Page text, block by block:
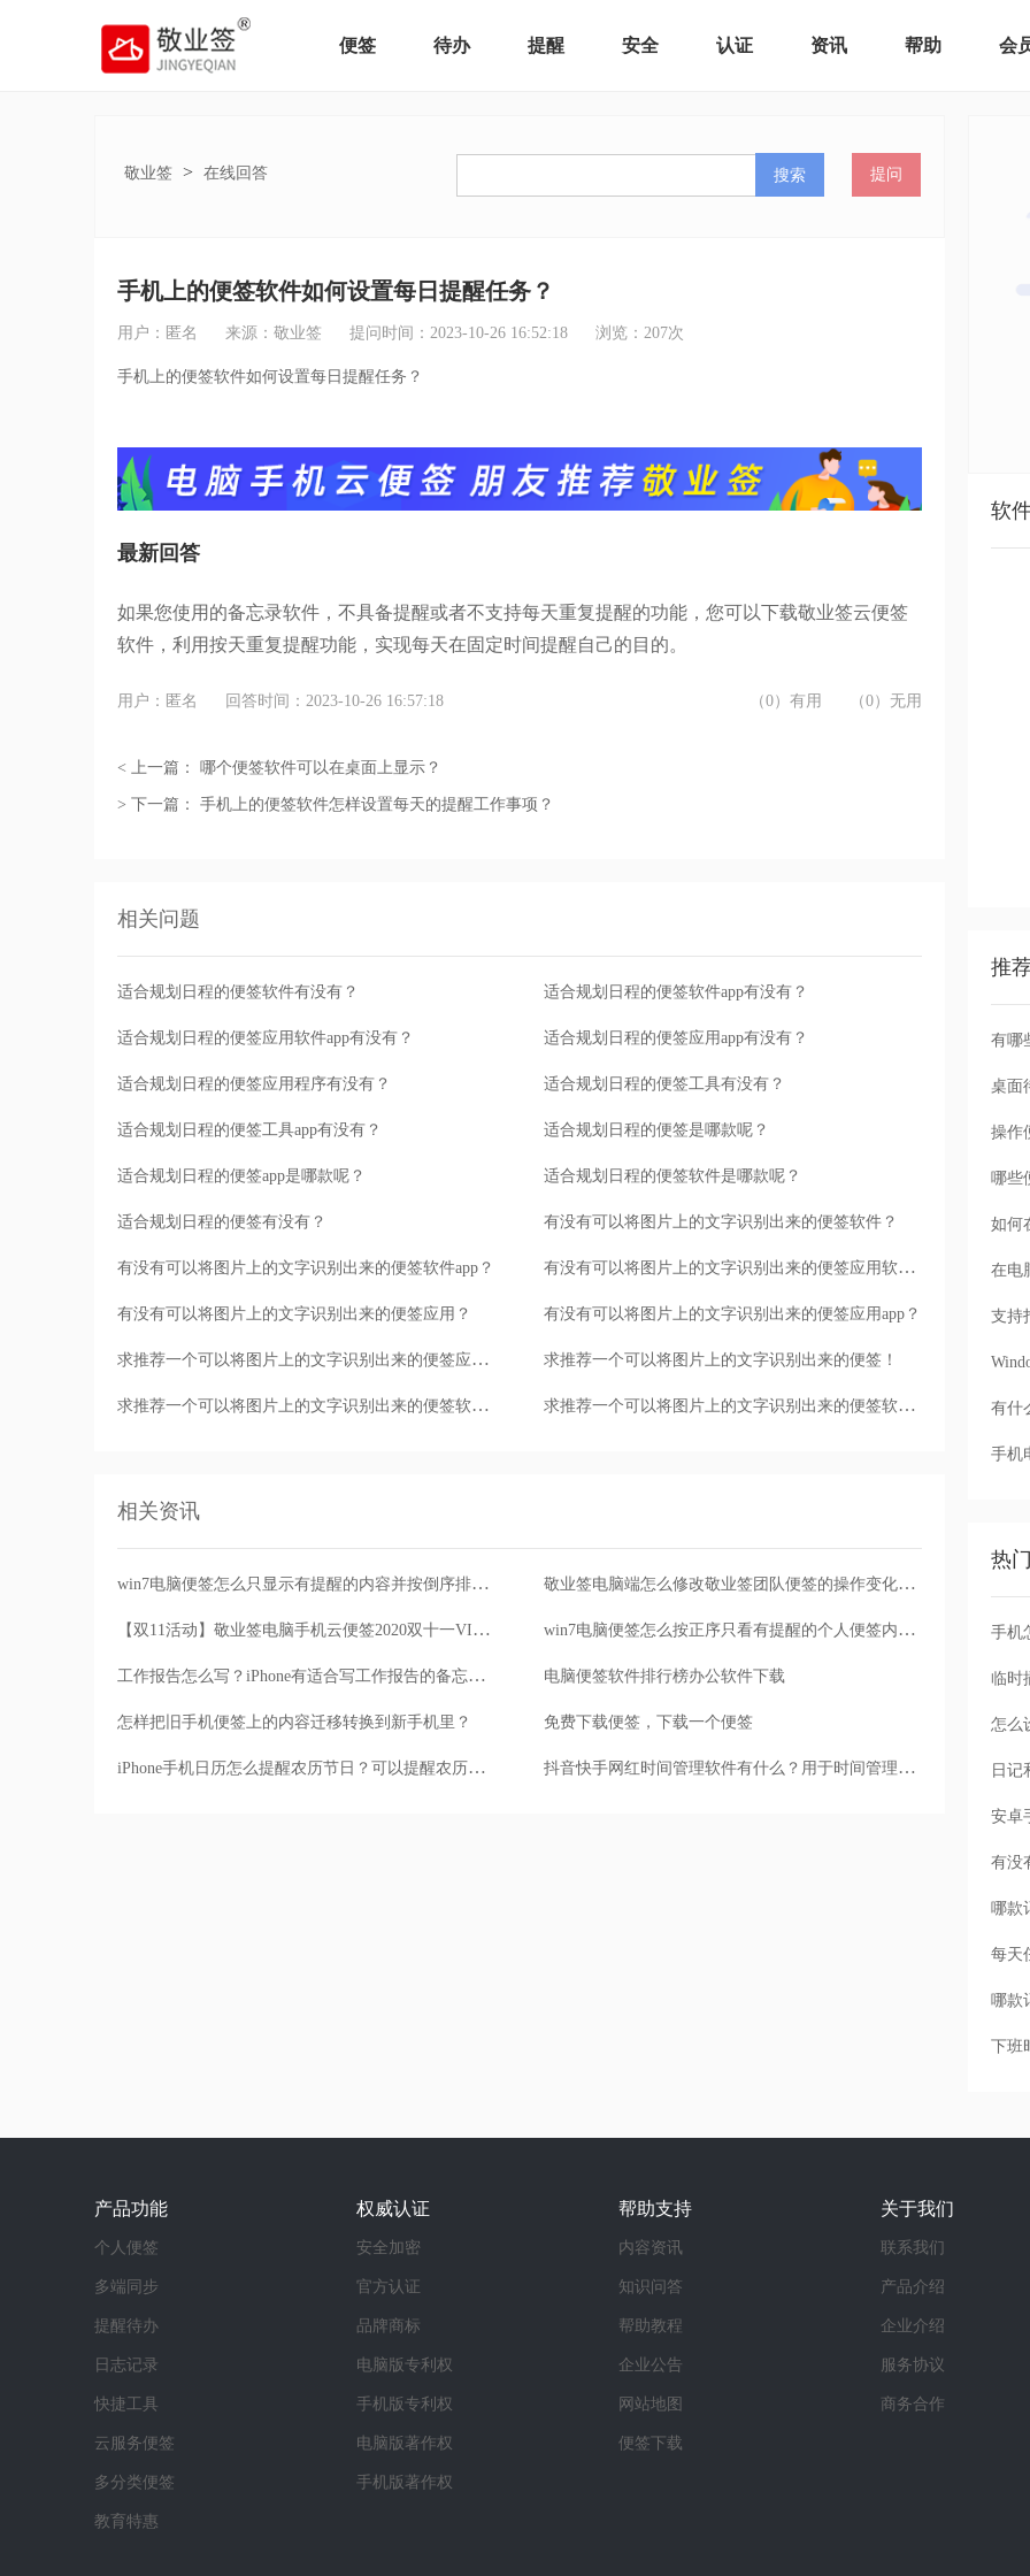
便签 待办 提醒 安全 认证 资讯 帮助 会
敬业签 > 在线回答 搜索 提问
手机上的便签软件如何设置每日提醒任务？
用户：匿名 来源：敬业签 提问时间：2023-10-26 16:52:18 浏览： 207次
手机上的便签软件如何设置每日提醒任务？
最新回答
如果您使用的备忘录软件，不具备提醒或者不支持每天重复提醒的功能，您可以下载敬业签云便签
软件，利用按天重复提醒功能，实现每天在固定时间提醒自己的目的。
用户：匿名 回答时间：2023-10-26 16:57:18 （0）有用 （0）无用
< 上一篇： 哪个便签软件可以在桌面上显示？
> 下一篇： 手机上的便签软件怎样设置每天的提醒工作事项？
相关问题
适合规划日程的便签软件有没有？ 适合规划日程的便签软件app有没有？
适合规划日程的便签应用软件app有没有？ 适合规划日程的便签应用app有没有？
适合规划日程的便签应用程序有没有？ 适合规划日程的便签工具有没有？
适合规划日程的便签工具app有没有？ 适合规划日程的便签是哪款呢？
适合规划日程的便签app是哪款呢？ 适合规划日程的便签软件是哪款呢？
适合规划日程的便签有没有？ 有没有可以将图片上的文字识别出来的便签软件？
有没有可以将图片上的文字识别出来的便签软件app？ 有没有可以将图片上的文字识别出来的便签应用软件app？
有没有可以将图片上的文字识别出来的便签应用？ 有没有可以将图片上的文字识别出来的便签应用app？
求推荐一个可以将图片上的文字识别出来的便签应用app！ 求推荐一个可以将图片上的文字识别出来的便签！
求推荐一个可以将图片上的文字识别出来的便签软件！ 求推荐一个可以将图片上的文字识别出来的便签软件app！
相关资讯
win7电脑便签怎么只显示有提醒的内容并按倒序排列？ 敬业签电脑端怎么修改敬业签团队便签的操作变化和内容变化通知配置？
【双11活动】敬业签电脑手机云便签2020双十一VIP会员买一送一活动 win7电脑便签怎么按正序只看有提醒的个人便签内容？
工作报告怎么写？iPhone有适合写工作报告的备忘录便签推荐吗 电脑便签软件排行榜办公软件下载
怎样把旧手机便签上的内容迁移转换到新手机里？ 免费下载便签，下载一个便签
iPhone手机日历怎么提醒农历节日？可以提醒农历节日的便签APP 抖音快手网红时间管理软件有什么？用于时间管理的网红便签软件
软
推
有哪
桌面
操作
哪些
如何
在电
支持
有什
手机
热
手机
怎么
每天
下班
产品功能
个人便签
多端同步
提醒待办
日志记录
快捷工具
云服务便签
多分类便签
教育特惠
权威认证
安全加密
官方认证
品牌商标
电脑版专利权
手机版专利权
电脑版著作权
手机版著作权
帮助支持
内容资讯
知识问答
帮助教程
企业公告
网站地图
便签下载
关于我们
联系我们
产品介绍
企业介绍
服务协议
商务合作